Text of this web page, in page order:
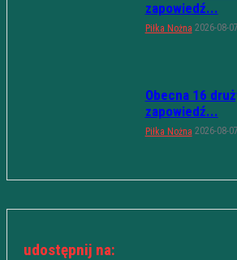
zapowiedź...
Piłka Nożna 2026-08-07
Obecna 16
zapowiedź...
Piłka Nożna 2026-08-07
udostępnij na: